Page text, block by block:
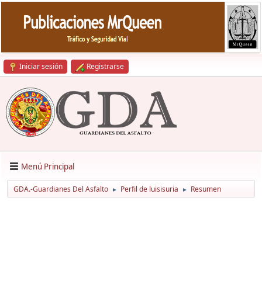
Iniciar sesión Registrarse
Menú Principal
GDA.-Guardianes Del Asfalto ► Perfil de luisisuria ► Resumen